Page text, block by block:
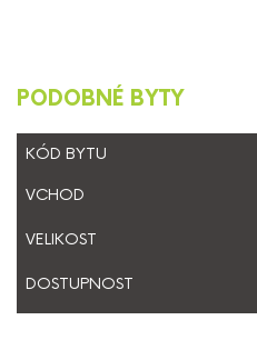
PODOBNÉ BYTY
KÓD BYTU
VCHOD
VELIKOST
DOSTUPNOST